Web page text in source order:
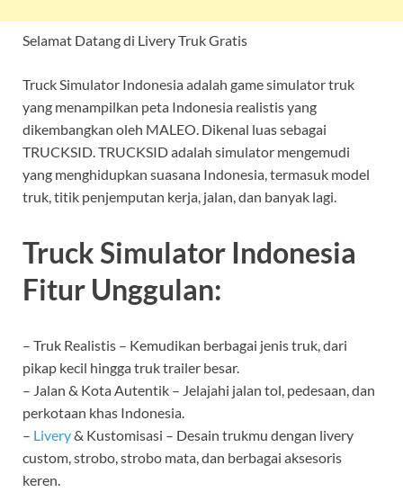
Selamat Datang di Livery Truk Gratis
Truck Simulator Indonesia adalah game simulator truk
yang menampilkan peta Indonesia realistis yang
dikembangkan oleh MALEO. Dikenal luas sebagai
TRUCKSID. TRUCKSID adalah simulator mengemudi
yang menghidupkan suasana Indonesia, termasuk model
truk, titik penjemputan kerja, jalan, dan banyak lagi.
Truck Simulator Indonesia
Fitur Unggulan:
– Truk Realistis – Kemudikan berbagai jenis truk, dari
pikap kecil hingga truk trailer besar.
– Jalan & Kota Autentik – Jelajahi jalan tol, pedesaan, dan
perkotaan khas Indonesia.
– Livery& Kustomisasi – Desain trukmu dengan livery
custom, strobo, strobo mata, dan berbagai aksesoris
keren.